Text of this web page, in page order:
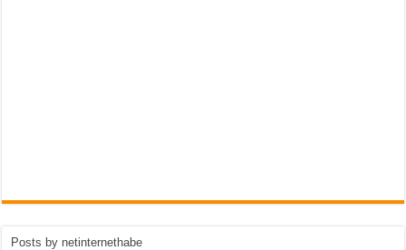
Posts by netinternethabe